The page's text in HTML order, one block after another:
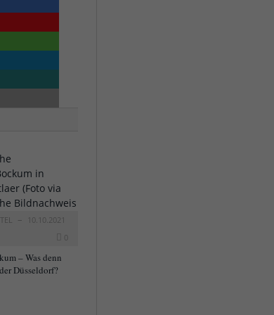
10.10.2021
0
– Was denn
Düsseldorf?